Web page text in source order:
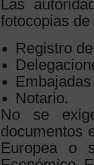
Las
fotocopias
Registro
Notario.
No se
documentos
Europea o